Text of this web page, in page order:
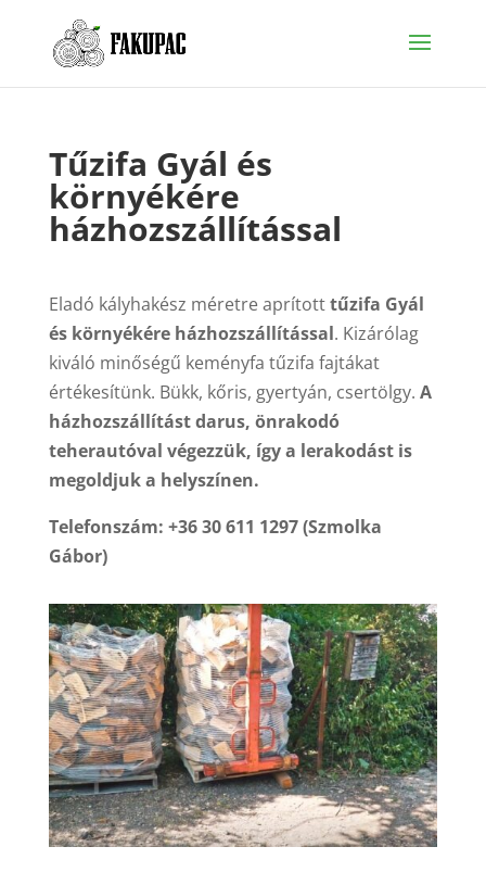
Tűzifa Gyál és
környékére
házhozszállítással
Eladó kályhakész méretre aprítotttűzifa Gyál
és környékére házhozszállítással. Kizárólag
kiváló minőségű keményfa tűzifa fajtákat
értékesítünk. Bükk, kőris, gyertyán, csertölgy. A
házhozszállítást darus, önrakodó
teherautóval végezzük, így a lerakodást is
megoldjuk a helyszínen.
Telefonszám: +36 30 611 1297 (Szmolka
Gábor)